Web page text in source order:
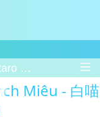
喵女友 19
Miêu - 白喵